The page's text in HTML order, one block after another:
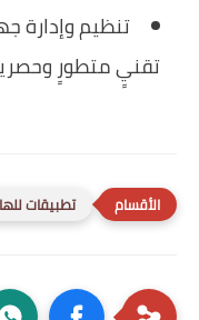
تنظيم وإدارة
تقنيٍ متطورٍ
تطبيقات